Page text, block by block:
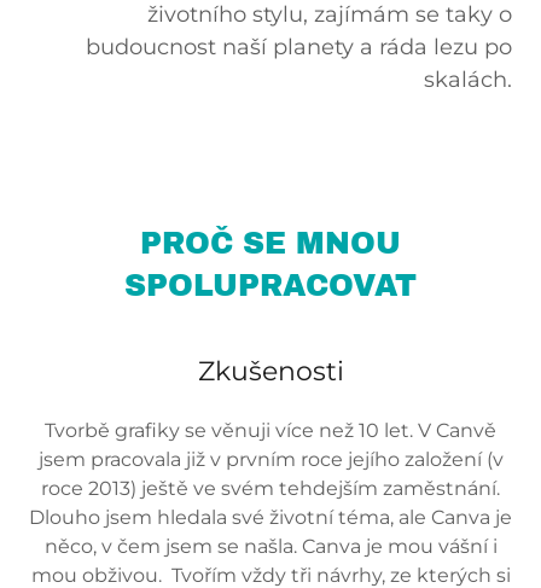
životního stylu, zajímám se taky o
budoucnost naší planety a ráda lezu po
skalách.
PROČ SE MNOU
SPOLUPRACOVAT
Zkušenosti
Tvorbě grafiky se věnuji více než 10 let. V Canvě
jsem pracovala již v prvním roce jejího založení (v
roce 2013) ještě ve svém tehdejším zaměstnání.
Dlouho jsem hledala své životní téma, ale Canva je
něco, v čem jsem se našla. Canva je mou vášní i
mou obživou. Tvořím vždy tři návrhy, ze kterých si